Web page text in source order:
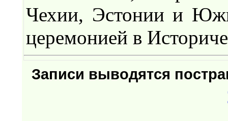
Чехии, Эстонии и
церемонией в
Записи выводятся